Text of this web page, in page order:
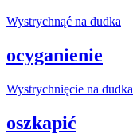
Wystrychnąć na dudka
ocyganienie
Wystrychnięcie na dudka
oszkapić